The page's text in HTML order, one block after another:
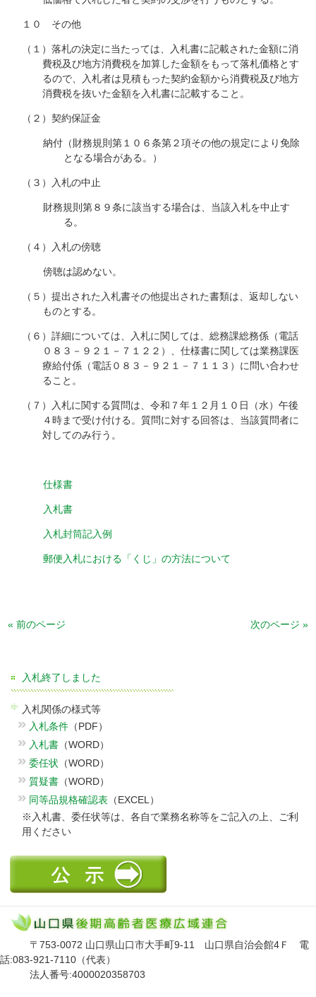
１０ その他
（１）落札の決定に当たっては、入札書に記載された金額に消
費税及び地方消費税を加算した金額をもって落札価格とす
るので、入札者は見積もった契約金額から消費税及び地方
消費税を抜いた金額を入札書に記載すること。
（２）契約保証金
納付（財務規則第１０６条第２項その他の規定により免除
となる場合がある。）
（３）入札の中止
財務規則第８９条に該当する場合は、当該入札を中止す
る。
（４）入札の傍聴
傍聴は認めない。
（５）提出された入札書その他提出された書類は、返却しない
ものとする。
（６）詳細については、入札に関しては、総務課総務係（電話
０８３－９２１－７１２２）、仕様書に関しては業務課医
療給付係（電話０８３－９２１－７１１３）に問い合わせ
ること。
（７）入札に関する質問は、令和７年１２月１０日（水）午後
４時まで受け付ける。質問に対する回答は、当該質問者に
対してのみ行う。
仕様書
入札書
入札封筒記入例
郵便入札における「くじ」の方法について
« 前のページ 次のページ »
入札終了しました
入札関係の様式等
入札条件 （PDF）
入札書 （WORD）
委任状 （WORD）
質疑書 （WORD）
同等品規格確認表 （EXCEL）
※入札書、委任状等は、各自で業務名称等をご記入の上、ご利
用ください
〒753-0072 山口県山口市大手町9-11 山口県自治会館4Ｆ 電
話:083-921-7110（代表）
法人番号:4000020358703